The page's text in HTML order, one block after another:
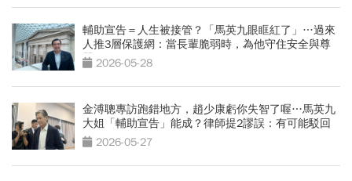
輔助宣告＝人生被接管？「馬英九眼眶紅了」…過來
人推3層保護網：當長輩脆弱時，為他守住安全與尊
嚴 2026-05-28
金溥聰專訪跑錯地方，趙少康虧你失智了喔…馬英九
大姐「輔助宣告」能成？律師提2謬誤：有可能駁回
2026-05-27